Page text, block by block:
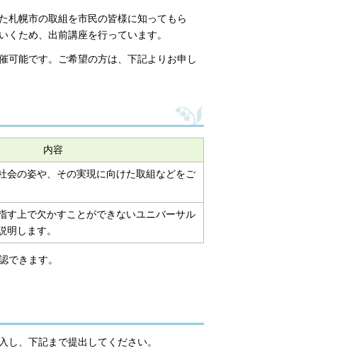
札幌市の取組を市民の皆様に知ってもら
ため、出前講座を行っています。
可能です。ご希望の方は、下記よりお申し
内容
会の姿や、その実現に向けた取組などをご
す上で欠かすことができないユニバーサル
明します。
できます。
、下記まで提出してください。